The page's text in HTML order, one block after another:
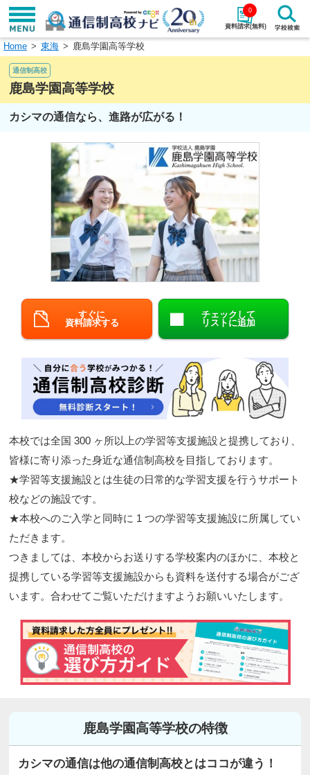
資料請求(無料)
0
学校名で探す
エリアから探す
エリアを選択して探す
北海道・東北
北陸・甲信越
中国
九州・沖縄
Home 東海 鹿島学園高等学校
通信制高校
鹿島学園高等学校
カシマの通信なら、進路が広がる！
すぐに
資料請求する
チェックして
リストに追加
本校では全国 300 ヶ所以上の学習等支援施設と提携しており、
皆様に寄り添った身近な通信制高校を目指しております。
★学習等支援施設とは生徒の日常的な学習支援を行うサポート
校などの施設です。
★本校へのご入学と同時に 1 つの学習等支援施設に所属してい
ただきます。
つきましては、本校からお送りする学校案内のほかに、本校と
提携している学習等支援施設からも資料を送付する場合がござ
います。合わせてご覧いただけますようお願いいたします。
鹿島学園高等学校の特徴
カシマの通信は他の通信制高校とはココが違う！